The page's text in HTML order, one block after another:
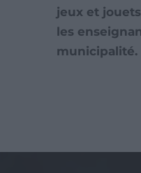
jeux et
les
municipalité.